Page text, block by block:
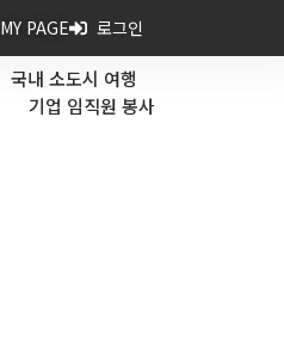
로그인
MY PAGE
국내 소도시 여행
기업 임직원 봉사